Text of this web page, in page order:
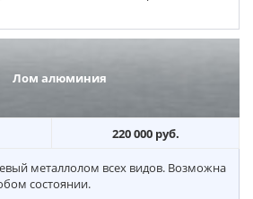
Лом алюминия
220 000 руб.
металлолом всех видов. Возможна
состоянии.